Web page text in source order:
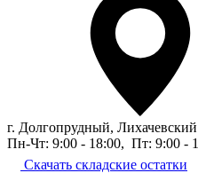
г. Долгопрудный, Лихачевский
Пн-Чт: 9:00 - 18:00, Пт: 9:00 -
Скачать складские остатки